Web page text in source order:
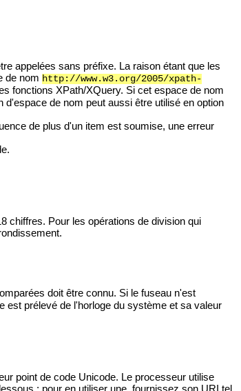
appelées sans préfixe. La raison étant que les
de nom http://www.w3.org/2005/xpath-
fonctions XPath/XQuery. Si cet espace de nom
de nom peut aussi être utilisé en option
de plus d'un item est soumise, une erreur
chiffres. Pour les opérations de division qui
doit être connu. Si le fuseau n'est
est prélevé de l'horloge du système et sa valeur
point de code Unicode. Le processeur utilise
; pour en utiliser une, fournissez son URI tel